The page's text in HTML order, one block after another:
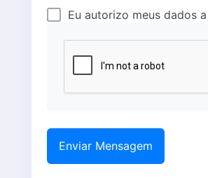
Eu autorizo meus dados